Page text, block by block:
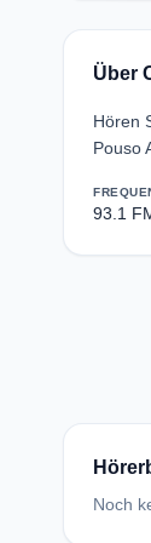
Über
Hören
Pouso
93.1
Noch